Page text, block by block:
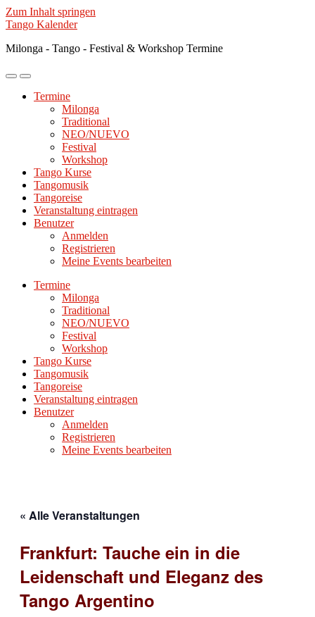
Zum Inhalt springen
Tango Kalender
Milonga - Tango - Festival & Workshop Termine
Mobile-
ein-/ausblenden
Suchfeld
ein-/ausblenden
Termine
Milonga
Traditional
NEO/NUEVO
Festival
Workshop
Tango Kurse
Tangomusik
Tangoreise
Veranstaltung eintragen
Benutzer
Anmelden
Registrieren
Meine Events bearbeiten
Termine
Milonga
Traditional
NEO/NUEVO
Festival
Workshop
Tango Kurse
Tangomusik
Tangoreise
Veranstaltung eintragen
Benutzer
Anmelden
Registrieren
Meine Events bearbeiten
« Alle Veranstaltungen
Frankfurt: Tauche ein in die
Leidenschaft und Eleganz des
Tango Argentino